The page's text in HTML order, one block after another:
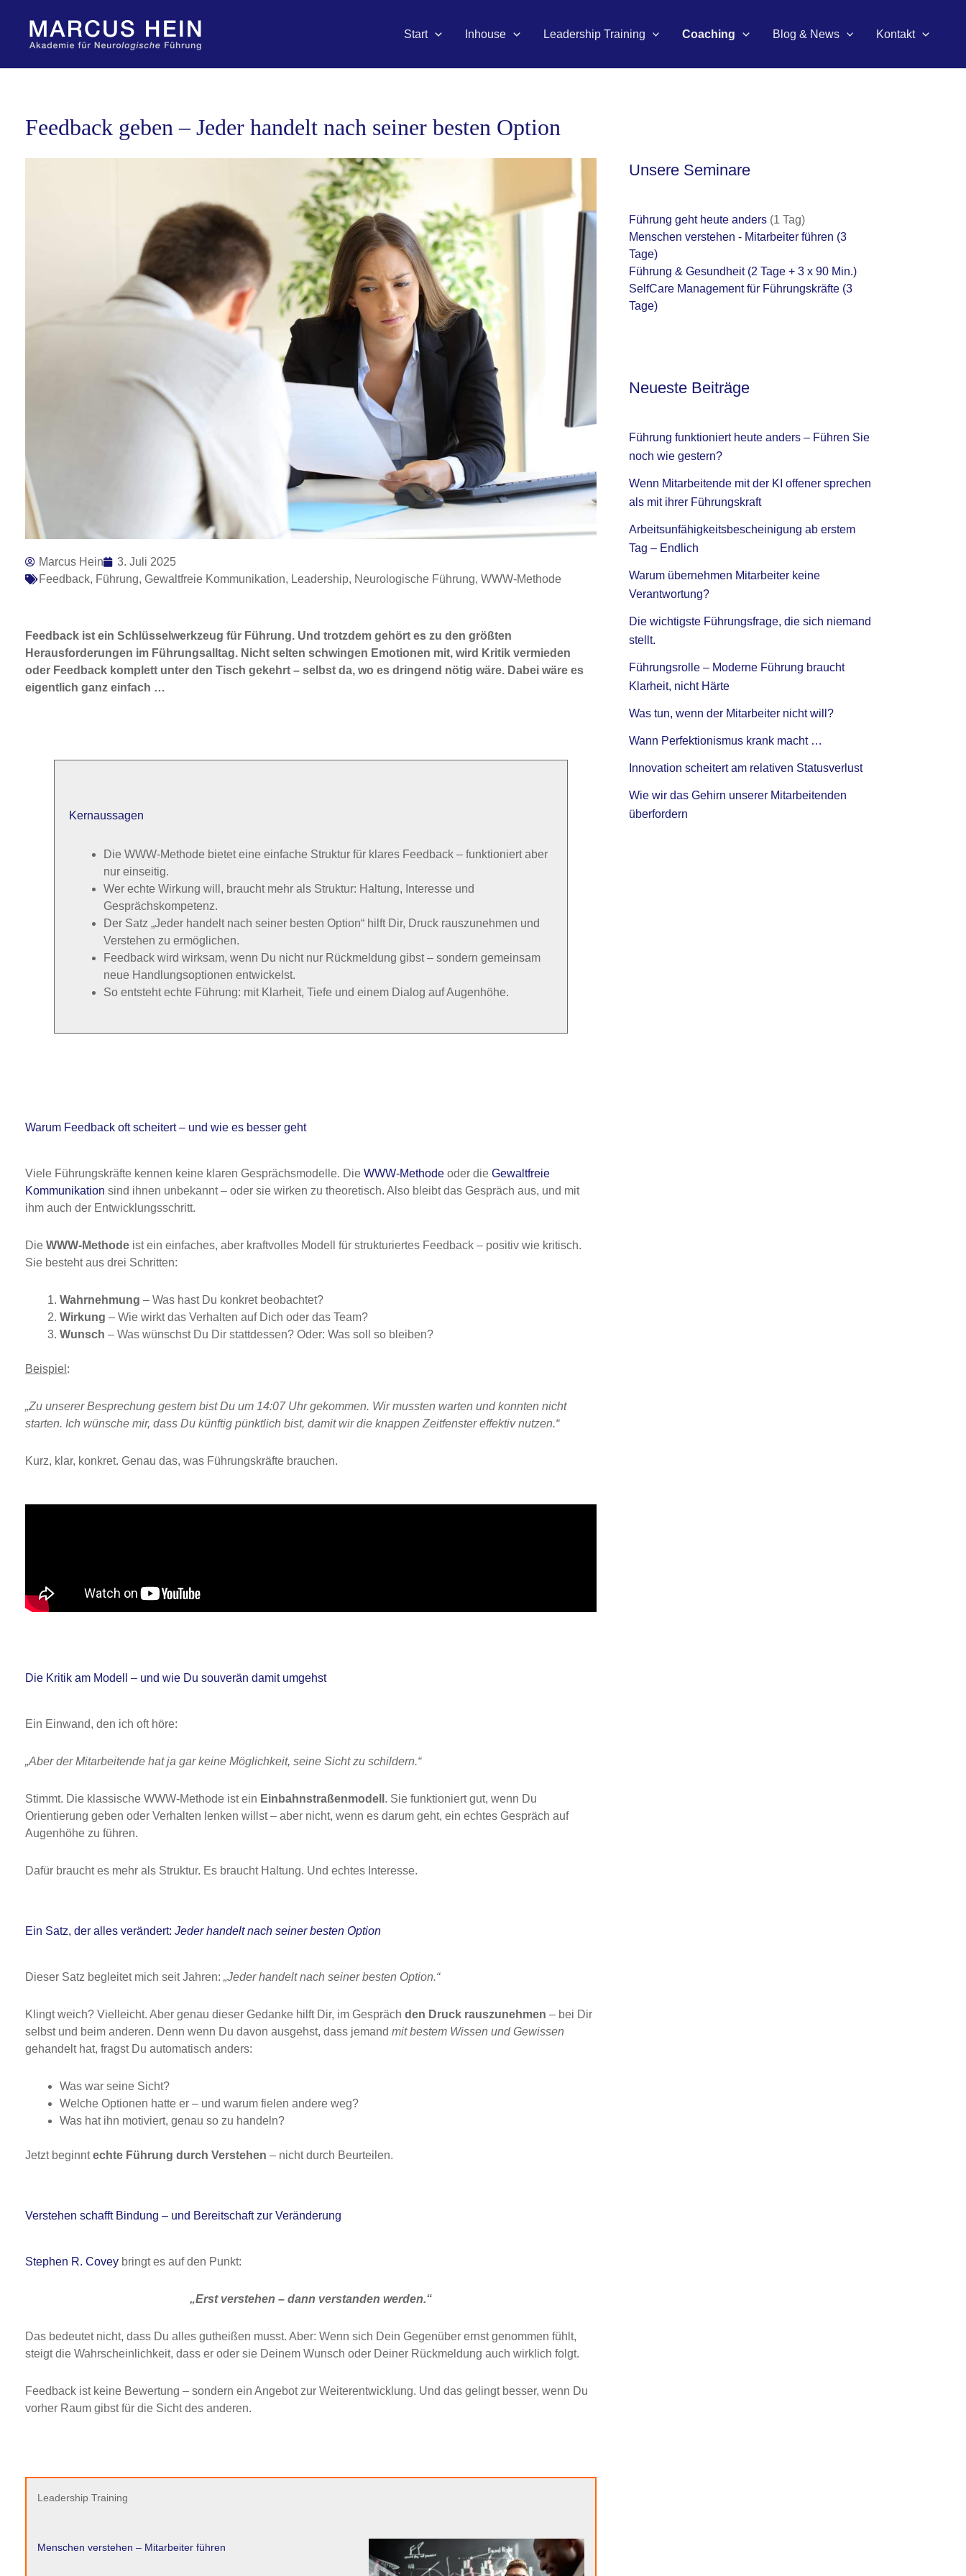
springen
Start Inhouse Leadership Training Coaching Blog & News Kontakt
Feedback geben – Jeder handelt nach seiner besten Option
Marcus Hein
3. Juli 2025
Feedback, Führung, Gewaltfreie Kommunikation, Leadership, Neurologische Führung, WWW-Methode
Feedback ist ein Schlüsselwerkzeug für Führung. Und trotzdem gehört es zu den größten
Herausforderungen im Führungsalltag. Nicht selten schwingen Emotionen mit, wird Kritik vermieden
oder Feedback komplett unter den Tisch gekehrt – selbst da, wo es dringend nötig wäre. Dabei wäre es
eigentlich ganz einfach …
Kernaussagen
Die WWW-Methode bietet eine einfache Struktur für klares Feedback – funktioniert aber
nur einseitig.
Wer echte Wirkung will, braucht mehr als Struktur: Haltung, Interesse und
Gesprächskompetenz.
Der Satz „Jeder handelt nach seiner besten Option“ hilft Dir, Druck rauszunehmen und
Verstehen zu ermöglichen.
Feedback wird wirksam, wenn Du nicht nur Rückmeldung gibst – sondern gemeinsam
neue Handlungsoptionen entwickelst.
So entsteht echte Führung: mit Klarheit, Tiefe und einem Dialog auf Augenhöhe.
Warum Feedback oft scheitert – und wie es besser geht
Viele Führungskräfte kennen keine klaren Gesprächsmodelle. Die WWW-Methode oder die Gewaltfreie
Kommunikation sind ihnen unbekannt – oder sie wirken zu theoretisch. Also bleibt das Gespräch aus, und mit
ihm auch der Entwicklungsschritt.
Die WWW-Methode ist ein einfaches, aber kraftvolles Modell für strukturiertes Feedback – positiv wie kritisch.
Sie besteht aus drei Schritten:
Wahrnehmung – Was hast Du konkret beobachtet?
Wirkung – Wie wirkt das Verhalten auf Dich oder das Team?
Wunsch – Was wünschst Du Dir stattdessen? Oder: Was soll so bleiben?
Beispiel :
„Zu unserer Besprechung gestern bist Du um 14:07 Uhr gekommen. Wir mussten warten und konnten nicht
starten. Ich wünsche mir, dass Du künftig pünktlich bist, damit wir die knappen Zeitfenster effektiv nutzen.“
Kurz, klar, konkret. Genau das, was Führungskräfte brauchen.
Die Kritik am Modell – und wie Du souverän damit umgehst
Ein Einwand, den ich oft höre:
„Aber der Mitarbeitende hat ja gar keine Möglichkeit, seine Sicht zu schildern.“
Stimmt. Die klassische WWW-Methode ist ein Einbahnstraßenmodell . Sie funktioniert gut, wenn Du
Orientierung geben oder Verhalten lenken willst – aber nicht, wenn es darum geht, ein echtes Gespräch auf
Augenhöhe zu führen.
Dafür braucht es mehr als Struktur. Es braucht Haltung. Und echtes Interesse.
Ein Satz, der alles verändert: Jeder handelt nach seiner besten Option
Dieser Satz begleitet mich seit Jahren: „Jeder handelt nach seiner besten Option.“
Klingt weich? Vielleicht. Aber genau dieser Gedanke hilft Dir, im Gespräch den Druck rauszunehmen – bei Dir
selbst und beim anderen. Denn wenn Du davon ausgehst, dass jemand mit bestem Wissen und Gewissen
gehandelt hat, fragst Du automatisch anders:
Was war seine Sicht?
Welche Optionen hatte er – und warum fielen andere weg?
Was hat ihn motiviert, genau so zu handeln?
Jetzt beginntechte Führung durch Verstehen – nicht durch Beurteilen.
Verstehen schafft Bindung – und Bereitschaft zur Veränderung
Stephen R. Covey bringt es auf den Punkt:
„Erst verstehen – dann verstanden werden.“
Das bedeutet nicht, dass Du alles gutheißen musst. Aber: Wenn sich Dein Gegenüber ernst genommen fühlt,
steigt die Wahrscheinlichkeit, dass er oder sie Deinem Wunsch oder Deiner Rückmeldung auch wirklich folgt.
Feedback ist keine Bewertung – sondern ein Angebot zur Weiterentwicklung. Und das gelingt besser, wenn Du
vorher Raum gibst für die Sicht des anderen.
Leadership Training
Menschen verstehen – Mitarbeiter führen
Unsere Seminare
Führung geht heute anders (1 Tag)
Menschen verstehen - Mitarbeiter führen (3
Tage)
Führung & Gesundheit(2 Tage + 3 x 90 Min.)
SelfCare Management für Führungskräfte (3
Tage)
Neueste Beiträge
Führung funktioniert heute anders – Führen Sie
noch wie gestern?
Wenn Mitarbeitende mit der KI offener sprechen
als mit ihrer Führungskraft
Arbeitsunfähigkeitsbescheinigung ab erstem
Tag – Endlich
Warum übernehmen Mitarbeiter keine
Verantwortung?
Die wichtigste Führungsfrage, die sich niemand
stellt.
Führungsrolle – Moderne Führung braucht
Klarheit, nicht Härte
Was tun, wenn der Mitarbeiter nicht will?
Wann Perfektionismus krank macht …
Innovation scheitert am relativen Statusverlust
Wie wir das Gehirn unserer Mitarbeitenden
überfordern